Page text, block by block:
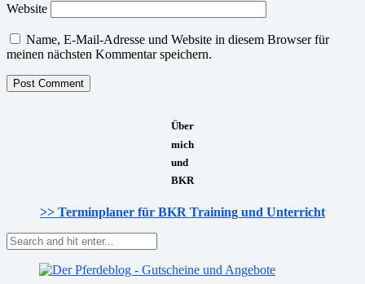
Website
Name, E-Mail-Adresse und Website in diesem Browser für
meinen nächsten Kommentar speichern.
Über
mich
und
BKR
>> Terminplaner für BKR Training und Unterricht